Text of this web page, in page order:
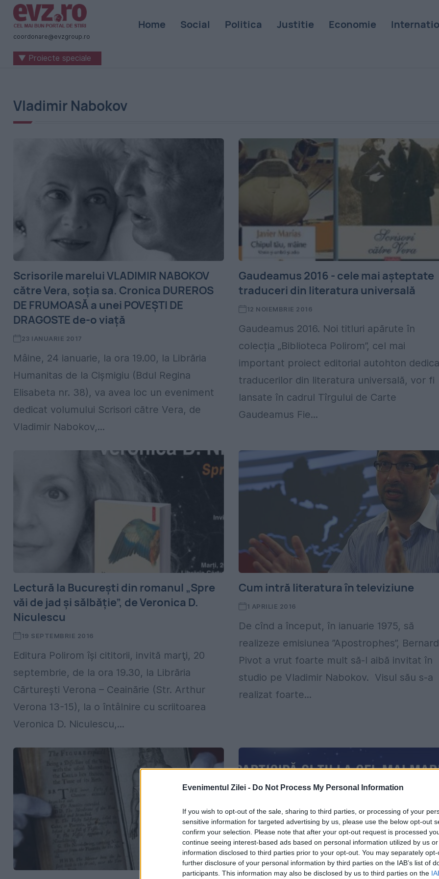
Evenimentul Zilei - Do Not Process My Personal Information
If you wish to opt-out of the sale, sharing to third parties, or processing of your
sensitive information for targeted advertising by us, please use the below opt-out
confirm your selection. Please note that after your opt-out request is processed
continue seeing interest-based ads based on personal information utilized by us
information disclosed to third parties prior to your opt-out. You may separately
further disclosure of your personal information by third parties on the IAB’s list of
participants. This information may also be disclosed by us to third parties on the
Știri
naționale
internaționale
România
-
coordonare@evzgroup.ro
Home Social Politica Justitie Economie
▼ Proiecte speciale
Vladimir Nabokov
Scrisorile marelui VLADIMIR NABOKOV
către Vera, soția sa. Cronica DUREROS
DE FRUMOASĂ a unei POVEȘTI DE
DRAGOSTE de-o viață
23 IANUARIE 2017
Mâine, 24 ianuarie, la ora 19.00, la Librăria
Humanitas de la Cișmigiu (Bdul Regina
Elisabeta nr. 38), va avea loc un eveniment
dedicat volumului Scrisori către Vera, de
Vladimir Nabokov,...
Gaudeamus 2016 - cele mai așteptate
traduceri din literatura universală
12 NOIEMBRIE 2016
Gaudeamus 2016. Noi titluri apărute în
colecția „Biblioteca Polirom”, cel mai
important proiect editorial autohton
traducerilor din literatura universală, vor fi
lansate în cadrul Tîrgului de Carte
Gaudeamus Fie...
Lectură la Bucureşti din romanul „Spre
văi de jad şi sălbăţie”, de Veronica D.
Niculescu
19 SEPTEMBRIE 2016
Editura Polirom își cititorii, invită marţi, 20
septembrie, de la ora 19.30, la Librăria
Cărtureşti Verona – Ceainărie (Str. Arthur
Verona 13-15), la o întâlnire cu scriitoarea
Veronica D. Niculescu,...
Cum intră literatura în televiziune
1 APRILIE 2016
De cînd a început, în ianuarie 1975, să
realizeze emisiunea ”Apostrophes”, Bernard
Pivot a vrut foarte mult să-l aibă invitat în
studio pe Vladimir Nabokov. Visul său s-a
realizat foarte...